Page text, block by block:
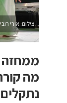
צילום: אורי
ממחזה
מה